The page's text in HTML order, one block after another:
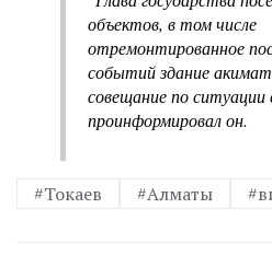
объектов, в том числе
отремонтированное
событий здание
совещание по ситуации
проинформировал он.
#Токаев #Алматы